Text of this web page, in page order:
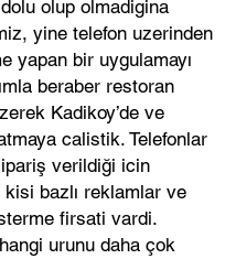
olup olmadigina
yine telefon uzerinden
yapan bir uygulamayı
beraber restoran
Kadikoy’de ve
calistik. Telefonlar
verildiği icin
bazlı reklamlar ve
firsati vardi.
urunu daha çok